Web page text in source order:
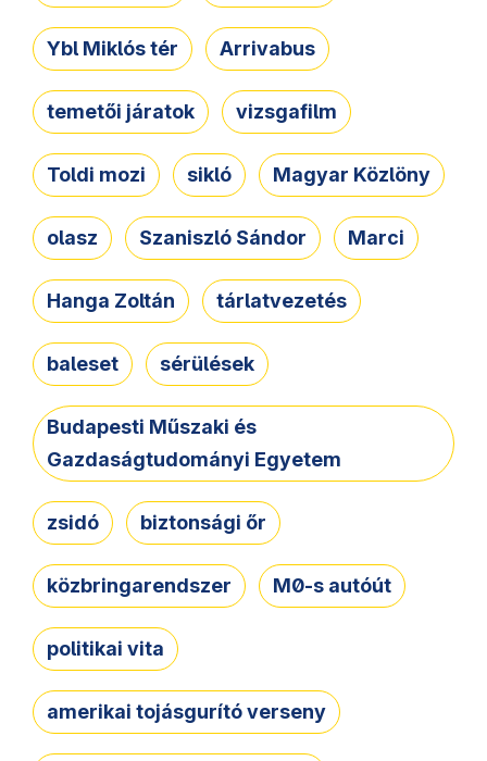
Ybl Miklós tér Arrivabus
temetői járatok vizsgafilm
Toldi mozi sikló Magyar Közlöny
olasz Szaniszló Sándor Marci
Hanga Zoltán tárlatvezetés
baleset sérülések
Budapesti Műszaki és
Gazdaságtudományi Egyetem
zsidó biztonsági őr
közbringarendszer M0-s autóút
politikai vita
amerikai tojásgurító verseny